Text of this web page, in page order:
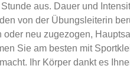
aus. Dauer und
von der Übungsleiterin
neu zugezogen,
Sie am besten mit
Ihr Körper dankt es